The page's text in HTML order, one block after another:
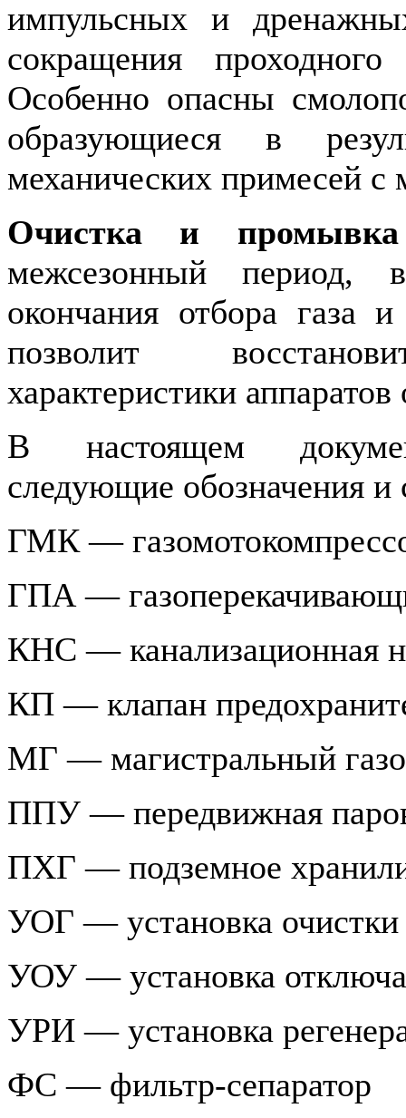
импульсных и
сокращения
Особенно опасны
образующиеся в
механических примесей с
Очистка и промывка
межсезонный период,
окончания отбора газа
позволит
характеристики
В настоящем
следующие обозначения и
ГМК —
ГПА —
КНС — канализационная
КП — клапан
МГ — магистральный
ППУ — передвижная
ПХГ — подземное
УОГ — установка очистки
УОУ — установка
УРИ — установка
ФС — фильтр-сепаратор